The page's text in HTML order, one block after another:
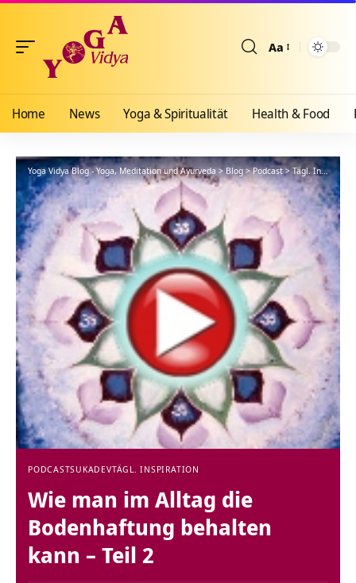
Aa
Home News Yoga & Spiritualität Health & Food
Yoga Vidya Blog - Yoga, Meditation und Ayurveda>Blog>Podcast>Tägl. Inspiration
PODCASTSUKADEVTÄGL. INSPIRATION
Wie man im Alltag die
Bodenhaftung behalten
kann – Teil 2